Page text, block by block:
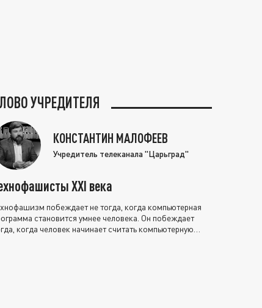
УЧРЕДИТЕЛЯ
КОНСТАНТИН МАЛОФЕЕВ
Учредитель телеканала "Царьград"
XXI века
побеждает не тогда, когда компьютерная
становится умнее человека. Он побеждает
когда человек начинает считать компьютерную